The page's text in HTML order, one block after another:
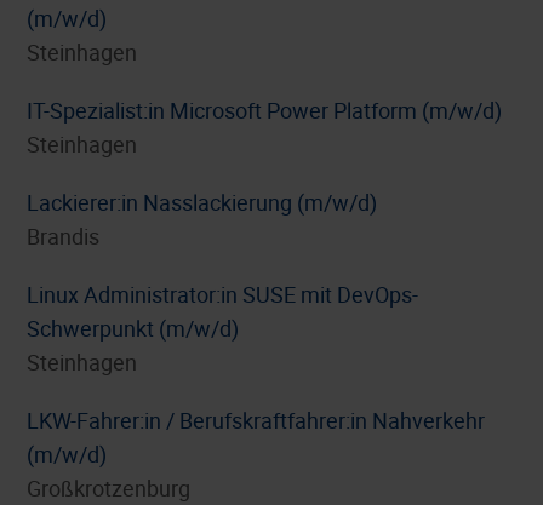
(m/w/d)
Steinhagen
IT-Spezialist:in Microsoft Power Platform (m/w/d)
Steinhagen
Lackierer:in Nasslackierung (m/w/d)
Brandis
Linux Administrator:in SUSE mit DevOps-
Schwerpunkt (m/w/d)
Steinhagen
LKW-Fahrer:in / Berufskraftfahrer:in Nahverkehr
(m/w/d)
Großkrotzenburg